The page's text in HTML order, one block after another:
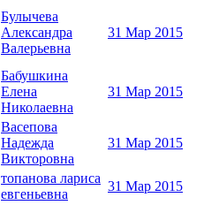
Булычева
Александра
Валерьевна
31 Мар 2015
Бабушкина
Елена
Николаевна
31 Мар 2015
Васепова
Надежда
Викторовна
31 Мар 2015
топанова лариса
евгеньевна
31 Мар 2015